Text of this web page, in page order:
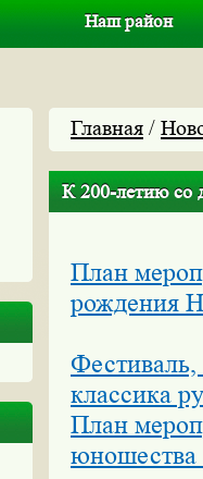
Наш район
Главная /
К 200-летию со
План
рождения
классика
План
юношества